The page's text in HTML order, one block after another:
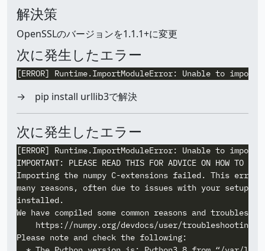
解決策
OpenSSLのバージョンを1.1.1+に変更
次に発生したエラー
→ pip install urllib3で解決
次に発生したエラー
[ERROR] Runtime.ImportModuleError: Unable to import
IMPORTANT: PLEASE READ THIS FOR ADVICE ON HOW TO
Importing the numpy C-extensions failed. This error
many reasons, often due to issues with your setup or
installed.
We have compiled some common reasons and
https://numpy.org/devdocs/user/troubleshooting-
Please note and check the following: